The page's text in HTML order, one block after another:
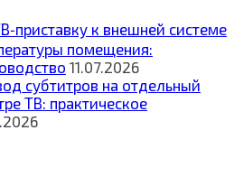
к внешней системе
помещения:
11.07.2026
субтитров на отдельный
ТВ: практическое